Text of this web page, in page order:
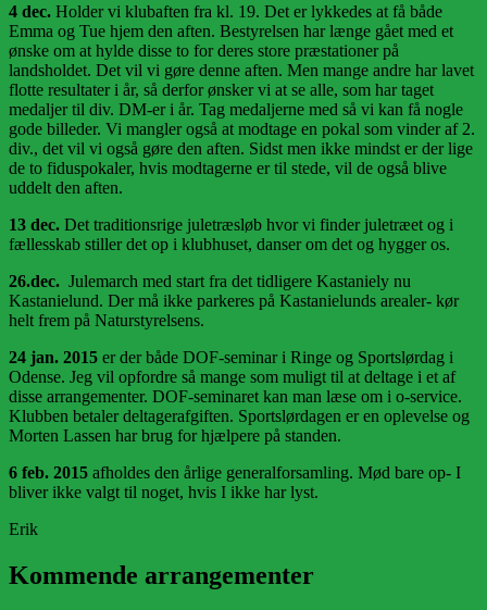
4 dec. Holder vi klubaften fra kl. 19. Det er lykkedes at få både
Emma og Tue hjem den aften. Bestyrelsen har længe gået med et
ønske om at hylde disse to for deres store præstationer på
landsholdet. Det vil vi gøre denne aften. Men mange andre har lavet
flotte resultater i år, så derfor ønsker vi at se alle, som har taget
medaljer til div. DM-er i år. Tag medaljerne med så vi kan få nogle
gode billeder. Vi mangler også at modtage en pokal som vinder af 2.
div., det vil vi også gøre den aften. Sidst men ikke mindst er der lige
de to fiduspokaler, hvis modtagerne er til stede, vil de også blive
uddelt den aften.
13 dec. Det traditionsrige juletræsløb hvor vi finder juletræet og i
fællesskab stiller det op i klubhuset, danser om det og hygger os.
26.dec. Julemarch med start fra det tidligere Kastaniely nu
Kastanielund. Der må ikke parkeres på Kastanielunds arealer- kør
helt frem på Naturstyrelsens.
24 jan. 2015 er der både DOF-seminar i Ringe og Sportslørdag i
Odense. Jeg vil opfordre så mange som muligt til at deltage i et af
disse arrangementer. DOF-seminaret kan man læse om i o-service.
Klubben betaler deltagerafgiften. Sportslørdagen er en oplevelse og
Morten Lassen har brug for hjælpere på standen.
6 feb. 2015 afholdes den årlige generalforsamling. Mød bare op- I
bliver ikke valgt til noget, hvis I ikke har lyst.
Erik
Kommende arrangementer